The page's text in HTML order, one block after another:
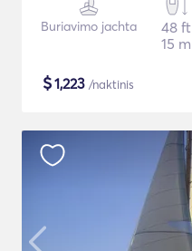
Buriavimo jachta
48 ft
15 m
$1,223 /naktinis